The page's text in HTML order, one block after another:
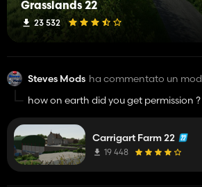
Grasslands 22
23 532
Steves Mods ha commentato un mod
how on earth did you get permission ?
Carrigart Farm 22
19 448